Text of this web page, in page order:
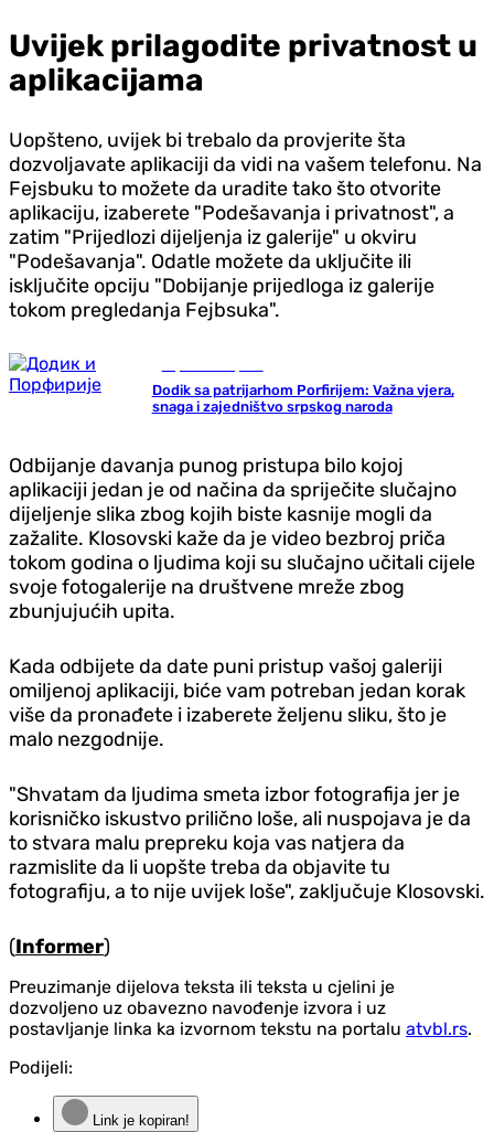
Uvijek prilagodite privatnost u
aplikacijama
Uopšteno, uvijek bi trebalo da provjerite šta
dozvoljavate aplikaciji da vidi na vašem telefonu. Na
Fejsbuku to možete da uradite tako što otvorite
aplikaciju, izaberete "Podešavanja i privatnost", a
zatim "Prijedlozi dijeljenja iz galerije" u okviru
"Podešavanja". Odatle možete da uključite ili
isključite opciju "Dobijanje prijedloga iz galerije
tokom pregledanja Fejbsuka".
Dodik sa patrijarhom Porfirijem: Važna vjera,
snaga i zajedništvo srpskog naroda
Odbijanje davanja punog pristupa bilo kojoj
aplikaciji jedan je od načina da spriječite slučajno
dijeljenje slika zbog kojih biste kasnije mogli da
zažalite. Klosovski kaže da je video bezbroj priča
tokom godina o ljudima koji su slučajno učitali cijele
svoje fotogalerije na društvene mreže zbog
zbunjujućih upita.
Kada odbijete da date puni pristup vašoj galeriji
omiljenoj aplikaciji, biće vam potreban jedan korak
više da pronađete i izaberete željenu sliku, što je
malo nezgodnije.
"Shvatam da ljudima smeta izbor fotografija jer je
korisničko iskustvo prilično loše, ali nuspojava je da
to stvara malu prepreku koja vas natjera da
razmislite da li uopšte treba da objavite tu
fotografiju, a to nije uvijek loše", zaključuje Klosovski.
(Informer)
Preuzimanje dijelova teksta ili teksta u cjelini je
dozvoljeno uz obavezno navođenje izvora i uz
postavljanje linka ka izvornom tekstu na portalu atvbl.rs.
Podijeli:
Link je kopiran!